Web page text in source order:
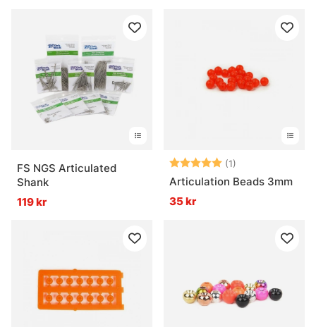
FS NGS Articulated
Shank
119 kr
Betyg: (1)
Articulation Beads 3mm
35 kr